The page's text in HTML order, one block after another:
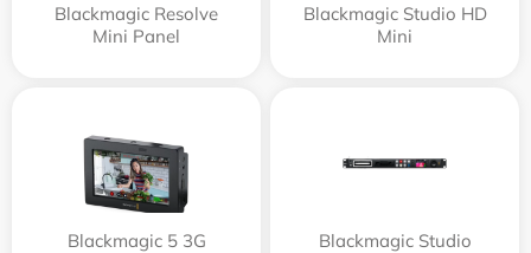
Blackmagic Resolve
Mini Panel
Blackmagic Studio HD
Mini
Blackmagic 5 3G Blackmagic Studio